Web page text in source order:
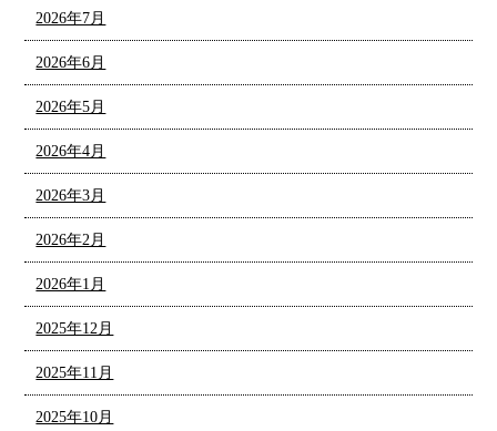
2026年7月
2026年6月
2026年5月
2026年4月
2026年3月
2026年2月
2026年1月
2025年12月
2025年11月
2025年10月